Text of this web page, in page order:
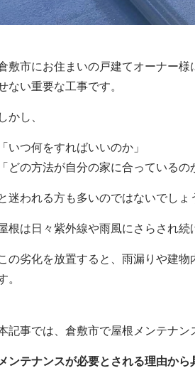
敷市にお住まいの戸建てオーナー
ない重要な工事です。
しかし、
「いつ何をすればいいのか」
「どの方法が自分の家に合っているの
迷われる方も多いのではないでしょ
根は日々紫外線や雨風にさらされ
の劣化を放置すると、雨漏りや建
。
記事では、倉敷市で屋根メンテナ
メンテナンスが必要とされる理由か